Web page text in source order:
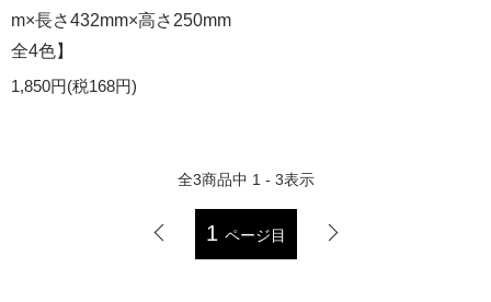
m×長さ432mm×高さ250mm
全4色】
1,850円(税168円)
全3商品中 1 - 3表示
1 ページ目